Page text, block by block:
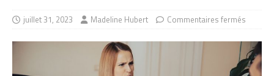
juillet 31, 2023 Madeline Hubert Commentaires fermés